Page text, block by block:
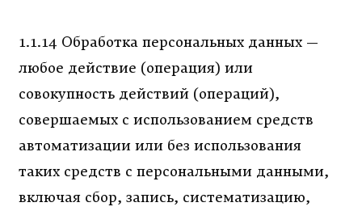
1.1.14 Обработка персональных данных —
любое действие (операция) или
совокупность действий (операций),
совершаемых с использованием средств
автоматизации или без использования
таких средств с персональными данными,
включая сбор, запись, систематизацию,